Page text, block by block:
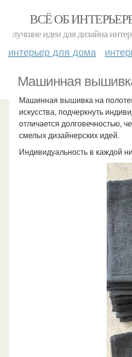
ВСЁ ОБ
лучшие идеи для дизайна
интерьер для дома
Машинная
Машинная вышивка на
искусства, подчеркнуть
отличается долговечностью,
смелых дизайнерских идей.
Индивидуальность в каждой